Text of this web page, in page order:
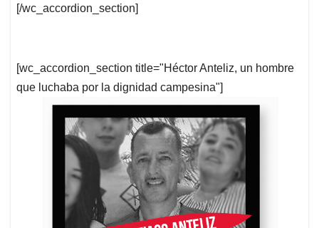
[/wc_accordion_section]
[wc_accordion_section title="Héctor Anteliz, un hombre
que luchaba por la dignidad campesina"]